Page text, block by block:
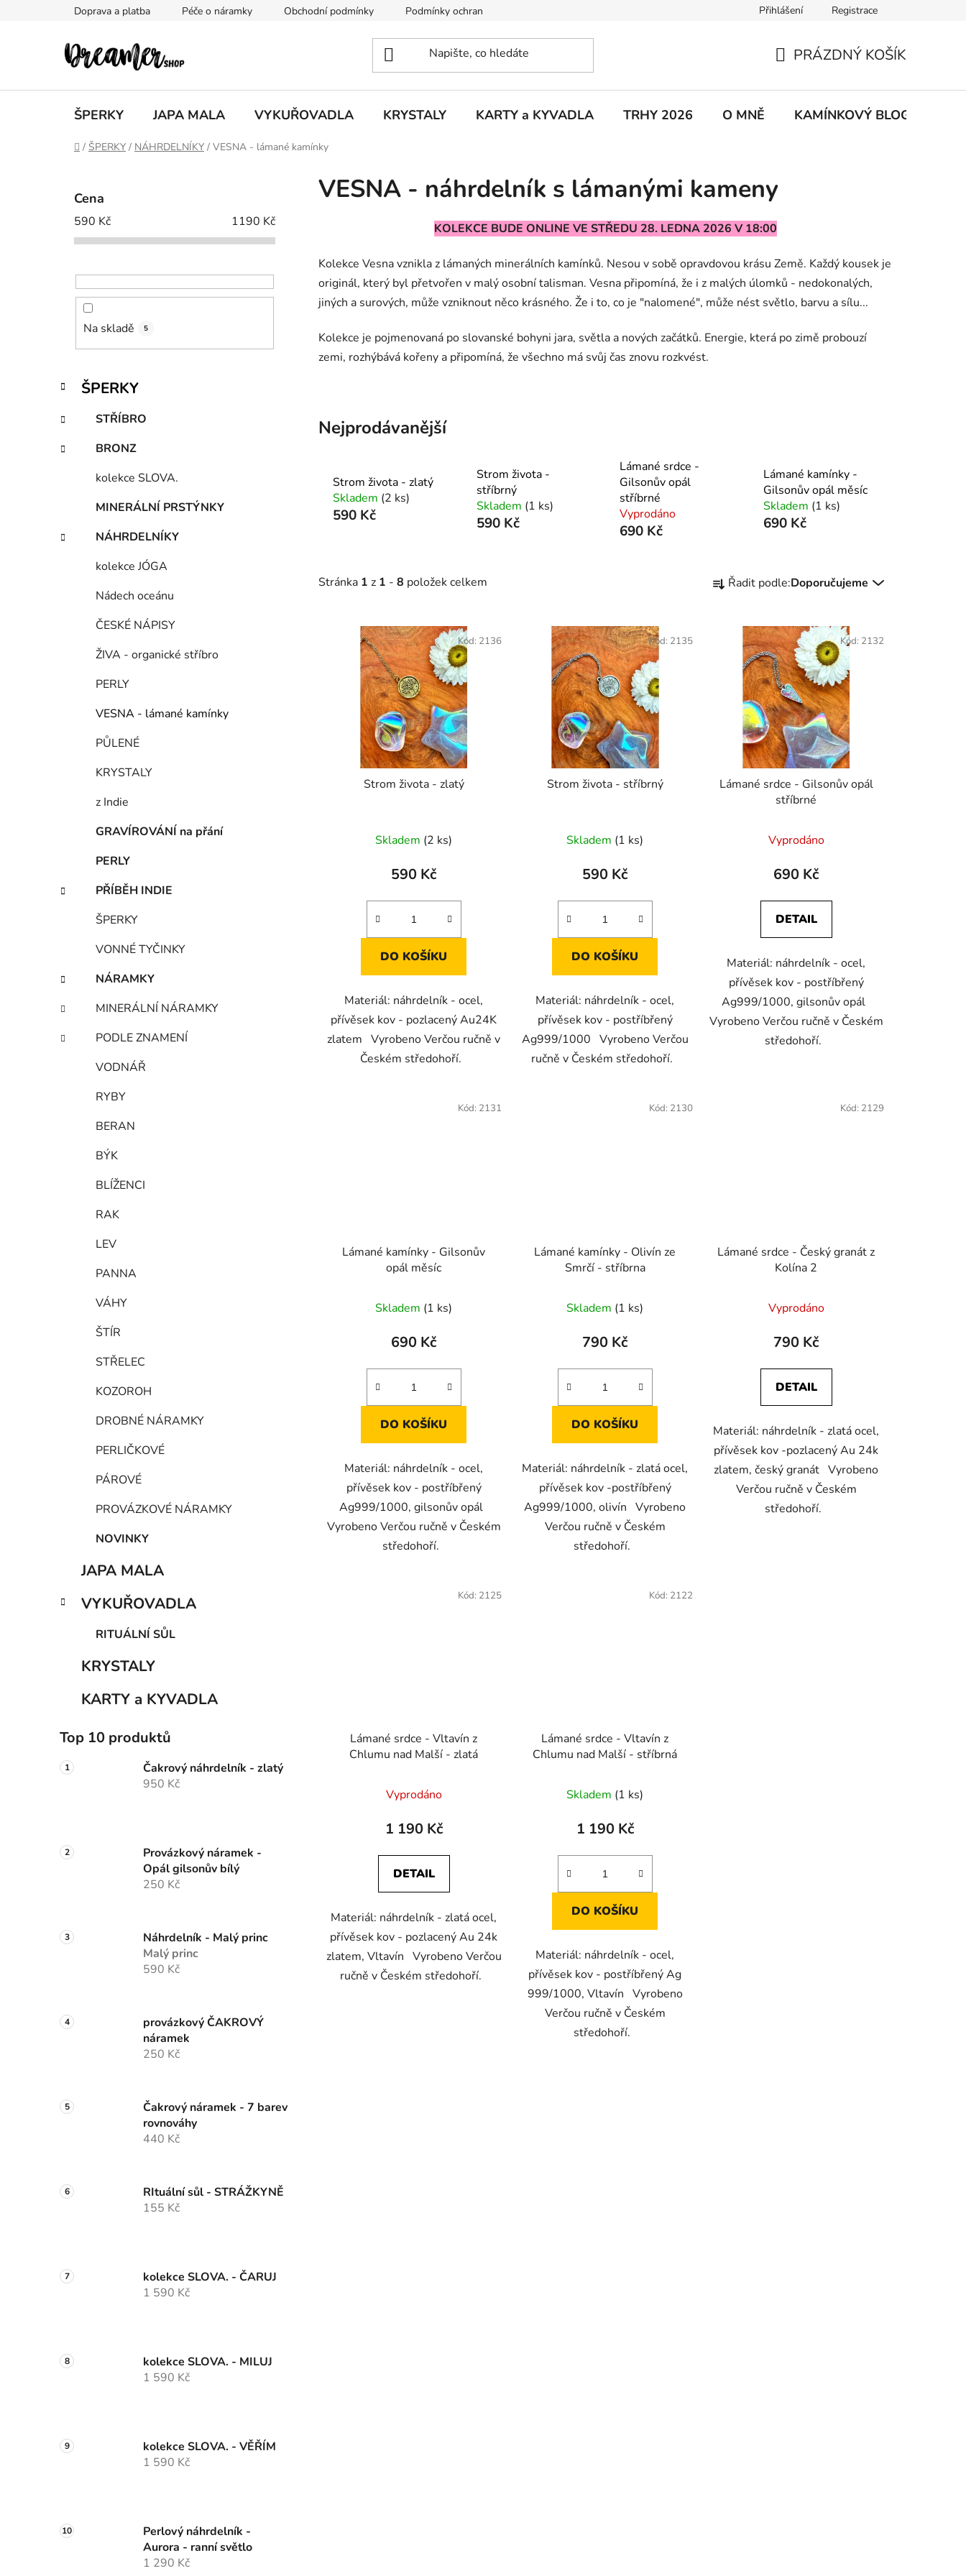
Doprava a platba Péče o náramky Obchodní podmínky Podmínky ochrany osobních údajů Dárkové kartičky Moje objednávka
Přihlášení Registrace
KOŠÍK
PRÁZDNÝ KOŠÍK
ŠPERKY JAPA MALA VYKUŘOVADLA KRYSTALY KARTY a KYVADLA TRHY 2026 O MNĚ KAMÍNKOVÝ BLOG
Domů
/ ŠPERKY / NÁHRDELNÍKY / VESNA - lámané kamínky
e
l
Cena
590 Kč 1190 Kč
Na skladě 5
Přeskočit
kategorie
K
a
e
g
o
ŠPERKY
STŘÍBRO
BRONZ
kolekce SLOVA.
MINERÁLNÍ PRSTÝNKY
NÁHRDELNÍKY
kolekce JÓGA
Nádech oceánu
ČESKÉ NÁPISY
ŽIVA - organické stříbro
PERLY
VESNA - lámané kamínky
PŮLENÉ
KRYSTALY
z Indie
GRAVÍROVÁNÍ na přání
PERLY
PŘÍBĚH INDIE
ŠPERKY
VONNÉ TYČINKY
NÁRAMKY
MINERÁLNÍ NÁRAMKY
PODLE ZNAMENÍ
VODNÁŘ
RYBY
BERAN
BÝK
BLÍŽENCI
RAK
LEV
PANNA
VÁHY
ŠTÍR
STŘELEC
KOZOROH
DROBNÉ NÁRAMKY
PERLIČKOVÉ
PÁROVÉ
PROVÁZKOVÉ NÁRAMKY
NOVINKY
JAPA MALA
VYKUŘOVADLA
RITUÁLNÍ SŮL
KRYSTALY
KARTY a KYVADLA
Top 10 produktů
Čakrový náhrdelník - zlatý
950 Kč
Provázkový náramek -
Opál gilsonův bílý
250 Kč
Náhrdelník - Malý princ
Malý princ
590 Kč
provázkový ČAKROVÝ
náramek
250 Kč
Čakrový náramek - 7 barev
rovnováhy
440 Kč
RItuální sůl - STRÁŽKYNĚ
155 Kč
kolekce SLOVA. - ČARUJ
1 590 Kč
kolekce SLOVA. - MILUJ
1 590 Kč
kolekce SLOVA. - VĚŘÍM
1 590 Kč
Perlový náhrdelník -
Aurora - ranní světlo
1 290 Kč
VESNA - náhrdelník s lámanými kameny
KOLEKCE BUDE ONLINE VE STŘEDU 28. LEDNA 2026 V 18:00
Kolekce Vesna vznikla z lámaných minerálních kamínků. Nesou v sobě opravdovou krásu Země. Každý kousek je
originál, který byl přetvořen v malý osobní talisman. Vesna připomíná, že i z malých úlomků - nedokonalých,
jiných a surových, může vzniknout něco krásného. Že i to, co je "nalomené", může nést světlo, barvu a sílu...
Kolekce je pojmenovaná po slovanské bohyni jara, světla a nových začátků. Energie, která po zimě probouzí
zemi, rozhýbává kořeny a připomíná, že všechno má svůj čas znovu rozkvést.
Nejprodávanější
Strom života - zlatý
Skladem (2 ks)
590 Kč
Strom života -
stříbrný
Skladem (1 ks)
590 Kč
Lámané srdce -
Gilsonův opál
stříbrné
Vyprodáno
690 Kč
Lámané kamínky -
Gilsonův opál měsíc
Skladem (1 ks)
690 Kč
Stránka 1 z 1 - 8 položek celkem
a
k
Řadit podle:Doporučujeme
Strom života - zlatý
Skladem (2 ks)
590 Kč
DO KOŠÍKU
Materiál: náhrdelník - ocel,
přívěsek kov - pozlacený Au24K
zlatem Vyrobeno Verčou ručně v
Českém středohoří.
Kód: 2136
Strom života - stříbrný
Skladem (1 ks)
590 Kč
DO KOŠÍKU
Materiál: náhrdelník - ocel,
přívěsek kov - postříbřený
Ag999/1000 Vyrobeno Verčou
ručně v Českém středohoří.
Kód: 2135
Lámané srdce - Gilsonův opál
stříbrné
hodnocení
produktu
5,0
z
hvězdiček.
Vyprodáno
690 Kč
DETAIL
Materiál: náhrdelník - ocel,
přívěsek kov - postříbřený
Ag999/1000, gilsonův opál
Vyrobeno Verčou ručně v Českém
středohoří.
Kód: 2132
Lámané kamínky - Gilsonův
opál měsíc
Skladem (1 ks)
690 Kč
DO KOŠÍKU
Materiál: náhrdelník - ocel,
přívěsek kov - postříbřený
Ag999/1000, gilsonův opál
Vyrobeno Verčou ručně v Českém
středohoří.
Kód: 2131
Lámané kamínky - Olivín ze
Smrčí - stříbrna
Skladem (1 ks)
790 Kč
DO KOŠÍKU
Materiál: náhrdelník - zlatá ocel,
přívěsek kov -postříbřený
Ag999/1000, olivín Vyrobeno
Verčou ručně v Českém
středohoří.
Kód: 2130
Lámané srdce - Český granát z
Kolína 2
Vyprodáno
790 Kč
DETAIL
Materiál: náhrdelník - zlatá ocel,
přívěsek kov -pozlacený Au 24k
zlatem, český granát Vyrobeno
Verčou ručně v Českém
středohoří.
Kód: 2129
Lámané srdce - Vltavín z
Chlumu nad Malší - zlatá
Vyprodáno
1 190 Kč
DETAIL
Materiál: náhrdelník - zlatá ocel,
přívěsek kov - pozlacený Au 24k
zlatem, Vltavín Vyrobeno Verčou
ručně v Českém středohoří.
Kód: 2125
Lámané srdce - Vltavín z
Chlumu nad Malší - stříbrná
Skladem (1 ks)
1 190 Kč
DO KOŠÍKU
Materiál: náhrdelník - ocel,
přívěsek kov - postříbřený Ag
999/1000, Vltavín Vyrobeno
Verčou ručně v Českém
středohoří.
Kód: 2122